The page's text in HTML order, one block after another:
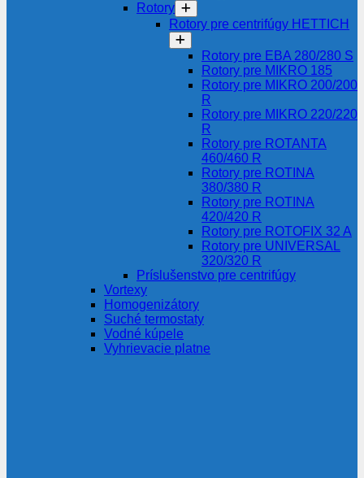
Rotory
Rotory pre centrifúgy HETTICH
Rotory pre EBA 280/280 S
Rotory pre MIKRO 185
Rotory pre MIKRO 200/200
R
Rotory pre MIKRO 220/220
R
Rotory pre ROTANTA
460/460 R
Rotory pre ROTINA
380/380 R
Rotory pre ROTINA
420/420 R
Rotory pre ROTOFIX 32 A
Rotory pre UNIVERSAL
320/320 R
Príslušenstvo pre centrifúgy
Vortexy
Homogenizátory
Suché termostaty
Vodné kúpele
Vyhrievacie platne